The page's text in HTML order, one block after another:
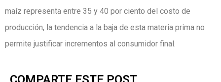
maíz representa entre 35 y 40 por ciento del costo de
producción, la tendencia a la baja de esta materia prima no
permite justificar incrementos al consumidor final.